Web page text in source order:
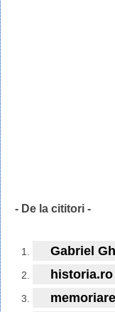
- De la cititori -
Gabriel
historia.ro